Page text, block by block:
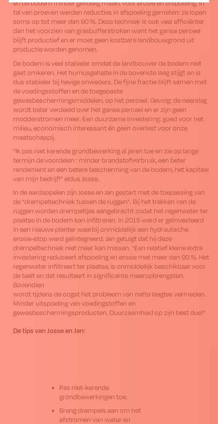
en de bodem minder gevoelig maakt voor erosie en afspoeling. In
tal van proeven werden reducties in afspoeling gemeten: ze lopen
soms op tot meer dan 90 %. Deze techniek is ook veel efficiënter
dan het voorzien van grasbufferstroken want het ganse perceel
blijft productief en er moet geen kostbare landbouwgrond uit
productie worden genomen.
De bodem is veel stabieler omdat de landbouwer de bodem niet
gaat omkeren. Het humusgehalte in de bovenste laag stijgt en is
dus stabieler bij hevige onweders. De fijne fractie blijft samen met
de voedingsstoffen en de toegepaste
gewasbeschermingsmiddelen, op het perceel. Gevolg: de neerslag
wordt beter verdeeld over het ganse perceel en er zijn geen
modderstromen meer. Een duurzame investering: goed voor het
milieu, economisch interessant én geen overlast voor onze
maatschappij.
“Ik pas niet kerende grondbewerking al jaren toe en zie op lange
termijn de voordelen : minder brandstofverbruik, een beter
rendement en een betere bescherming van de bodem, het kapitaal
van mijn bedrijf!” aldus Josse.
In de aardappelen zijn Josse en Jan gestart met de toepassing van
de “drempeltechniek tussen de ruggen”. Bij het trekken van de
ruggen worden drempeltjes aangebracht zodat het regenwater ter
plaatse in de bodem kan infiltreren. In 2015 werd er geïnvesteerd
in een nieuwe planter waarbij onmiddellijk een hydraulische
erosie-stop werd geïntegreerd. Jan getuigt dat hij deze
drempeltechniek niet meer kan missen. “Een relatief kleine extra
investering reduceert afspoeling en erosie met meer dan 90 %. Het
regenwater infiltreert ter plaatse, is onmiddellijk beschikbaar voor
de teelt en dat resulteert in significante meeropbrengsten.
Bovendien
wordt tijdens de oogst het probleem van natte laagtes vermeden.
Minder uitspoeling van voedingstoffen en
gewasbeschermingsproducten. Duurzaamheid op zijn best dus!”
De tips van Josse en Jan:
Pas niet-kerende
grondbewerkingen toe.
Breng drempels aan om het
afstromen van water en